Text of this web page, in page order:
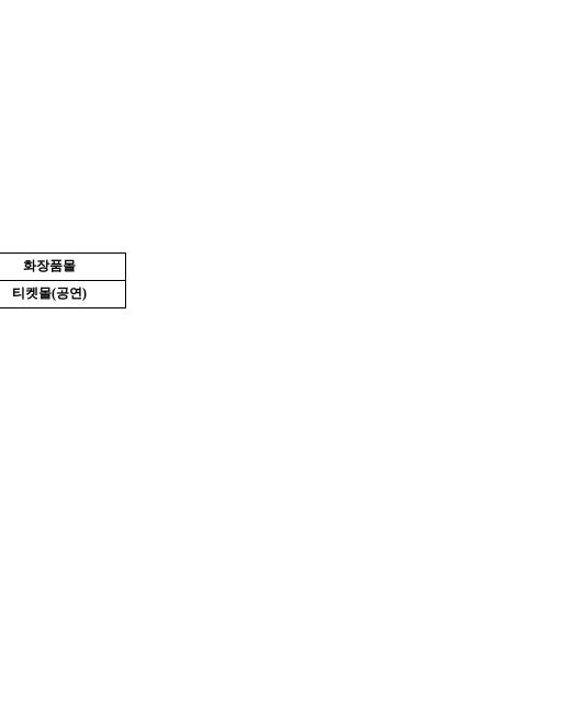
화장품몰
티켓몰(공연)